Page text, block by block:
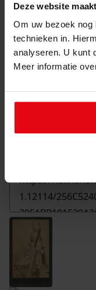
Deze website
Om uw bezoek nog
technieken in.
analyseren. U kunt
Meer informatie